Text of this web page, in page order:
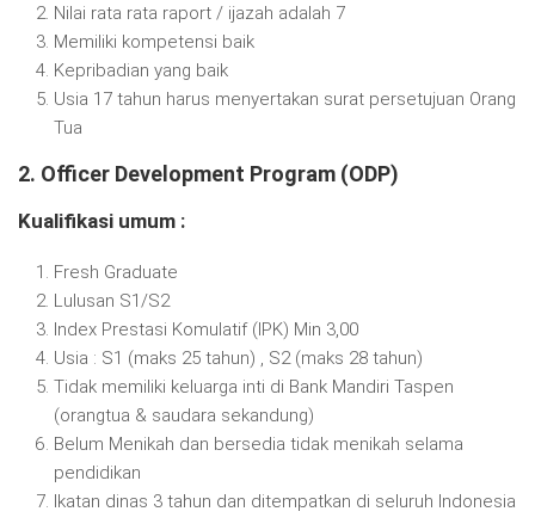
Nilai rata rata raport / ijazah adalah 7
Memiliki kompetensi baik
Kepribadian yang baik
Usia 17 tahun harus menyertakan surat persetujuan Orang
Tua
2. Officer Development Program (ODP)
Kualifikasi umum :
Fresh Graduate
Lulusan S1/S2
Index Prestasi Komulatif (IPK) Min 3,00
Usia : S1 (maks 25 tahun) , S2 (maks 28 tahun)
Tidak memiliki keluarga inti di Bank Mandiri Taspen
(orangtua & saudara sekandung)
Belum Menikah dan bersedia tidak menikah selama
pendidikan
Ikatan dinas 3 tahun dan ditempatkan di seluruh Indonesia